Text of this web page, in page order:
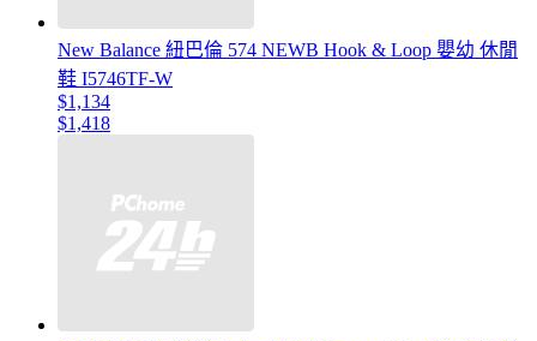
New Balance 紐巴倫 574 NEWB Hook & Loop 嬰幼 休閒
鞋 I5746TF-W
$1,134
$1,418